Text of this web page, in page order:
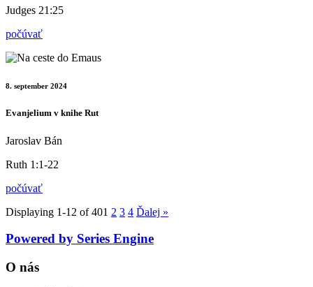
Judges 21:25
počúvať
8. september 2024
Evanjelium v knihe Rut
Jaroslav Bán
Ruth 1:1-22
počúvať
Displaying 1-12 of 401 2 3 4 Ďalej »
Powered by Series Engine
O nás